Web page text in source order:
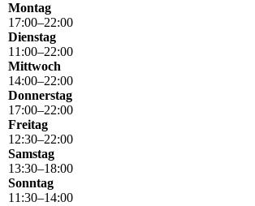
Montag
17:00–22:00
Dienstag
11 :00–22:00
Mittwoch
14:00–22:00
Donnerstag
17:00–22:00
Freitag
12:30–22:00
Samstag
13:30–18:00
Sonntag
11 :30–14:00